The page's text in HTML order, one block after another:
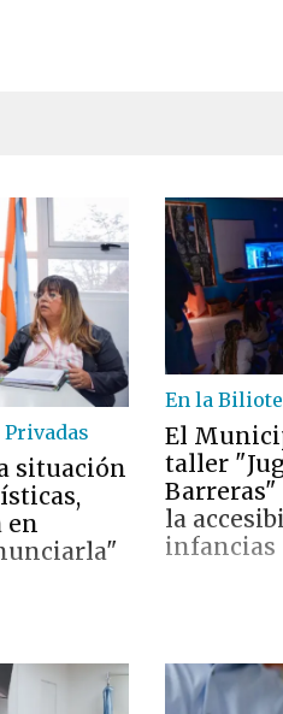
situación
en
En la
El
taller
la
infancias